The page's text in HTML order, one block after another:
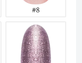
#8